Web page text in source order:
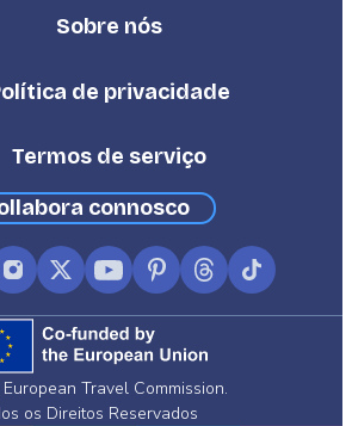
Footer
Sobre nós
de privacidade
Termos de serviço
connosco
Instagram
X
(formerly
Twitter)
YouTubePinterest
ThreadsTikTok
Travel Commission.
os Direitos Reservados